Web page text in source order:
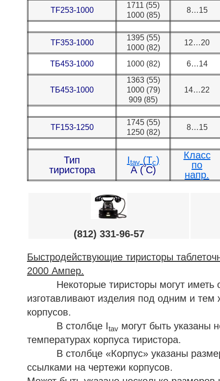
TF253-1000
1711 (55)
1000 (85)
8…15
TF353-1000
1395 (55)
1000 (82)
12…20
ТБ453-1000 1000 (82) 6…14
ТБ453-1000
1363 (55)
1000 (79)
909 (85)
14…22
TF153-1250
1745 (55)
1250 (82)
8…15
Тип
тиристора
Itav(Tc)
А (ºС)
Класс
по
напр.
(812) 331-96-57
Быстродействующие тиристоры
2000 Ампер.
Некоторые тиристоры могут иметь
изготавливают изделия под одним и
корпусов.
В столбце Itav могут быть указаны
температурах корпуса тиристора.
В столбце «Корпус» указаны
ссылками на чертежи корпусов.